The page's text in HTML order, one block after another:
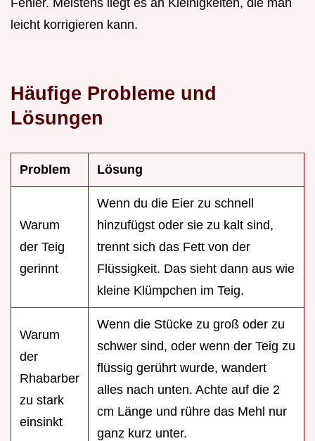
leicht korrigieren kann.
Häufige Probleme und
Lösungen
Problem Lösung
Warum
der Teig
gerinnt
Wenn du die Eier zu schnell
hinzufügst oder sie zu kalt sind,
trennt sich das Fett von der
Flüssigkeit. Das sieht dann aus wie
kleine Klümpchen im Teig.
Warum
der
Rhabarber
zu stark
einsinkt
Wenn die Stücke zu groß oder zu
schwer sind, oder wenn der Teig zu
flüssig gerührt wurde, wandert
alles nach unten. Achte auf die 2
cm Länge und rühre das Mehl nur
ganz kurz unter.